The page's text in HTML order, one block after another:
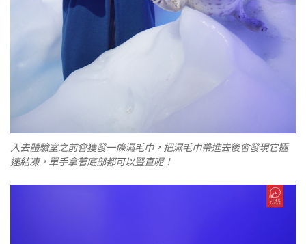
入去體驗室之前會獲發一條濕毛巾，把濕毛巾帶進去後會發現它極
速結凍，單手拿著底部都可以豎直呢！